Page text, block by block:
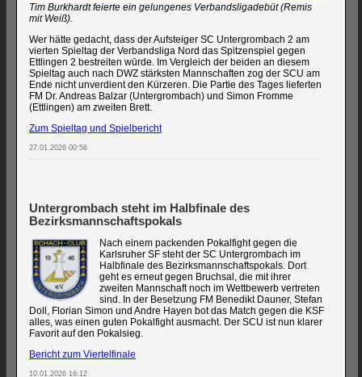
Tim Burkhardt feierte ein gelungenes Verbandsligadebüt (Remis
mit Weiß).
Wer hätte gedacht, dass der Aufsteiger SC Untergrombach 2 am
vierten Spieltag der Verbandsliga Nord das Spitzenspiel gegen
Ettlingen 2 bestreiten würde. Im Vergleich der beiden an diesem
Spieltag auch nach DWZ stärksten Mannschaften zog der SCU am
Ende nicht unverdient den Kürzeren. Die Partie des Tages lieferten
FM Dr. Andreas Balzar (Untergrombach) und Simon Fromme
(Ettlingen) am zweiten Brett.
Zum Spieltag und Spielbericht
27.01.2026 00:56
Untergrombach steht im Halbfinale des
Bezirksmannschaftspokals
Nach einem packenden Pokalfight gegen die
Karlsruher SF steht der SC Untergrombach im
Halbfinale des Bezirksmannschaftspokals. Dort
geht es erneut gegen Bruchsal, die mit ihrer
zweiten Mannschaft noch im Wettbewerb vertreten
sind. In der Besetzung FM Benedikt Dauner, Stefan
Doll, Florian Simon und Andre Hayen bot das Match gegen die KSF
alles, was einen guten Pokalfight ausmacht. Der SCU ist nun klarer
Favorit auf den Pokalsieg.
Bericht zum Viertelfinale
10.01.2026 16:12